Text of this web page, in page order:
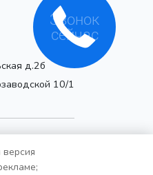
д.2б
10/1
Звонок
сейчас